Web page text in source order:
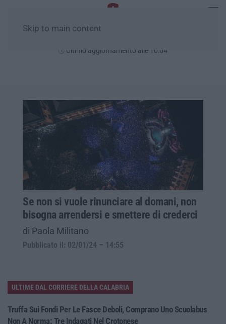
Skip to main content
Ultimo aggiornamento alle 10:04
Se non si vuole rinunciare al domani, non
bisogna arrendersi e smettere di crederci
di Paola Militano
Pubblicato il: 02/01/24 – 14:55
ULTIME DAL CORRIERE DELLA CALABRIA
Truffa Sui Fondi Per Le Fasce Deboli, Comprano Uno Scuolabus
Non A Norma: Tre Indagati Nel Crotonese